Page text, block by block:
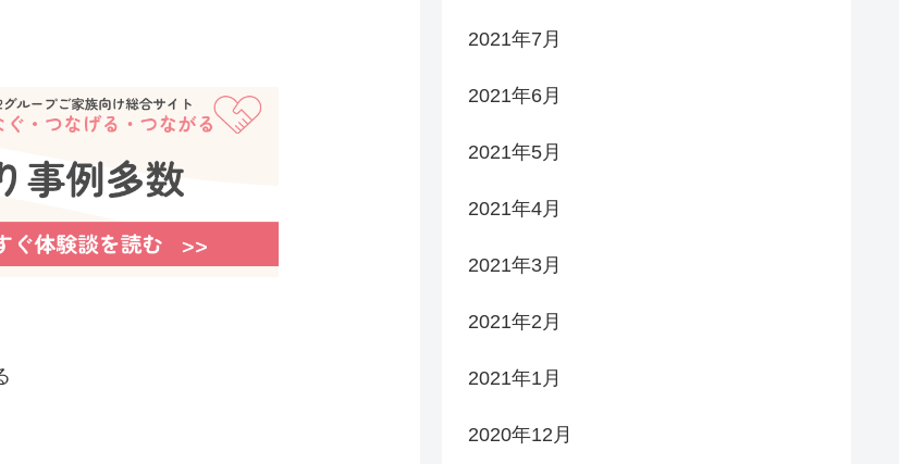
2021年7月
2021年6月
2021年5月
2021年4月
2021年3月
2021年2月
2021年1月
2020年12月